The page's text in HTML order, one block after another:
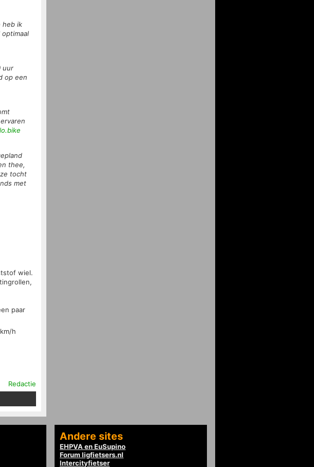
heb ik
uur
op een
thee,
tocht
met
wiel.
paar
h
Redactie
Andere sites
EHPVA en EuSupino
Forum ligfietsers.nl
Intercityfietser